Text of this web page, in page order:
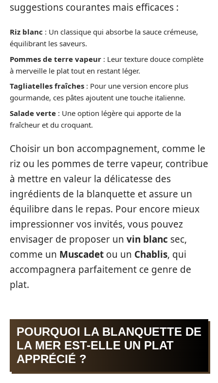
suggestions courantes mais efficaces :
Riz blanc : Un classique qui absorbe la sauce crémeuse,
équilibrant les saveurs.
Pommes de terre vapeur : Leur texture douce complète
à merveille le plat tout en restant léger.
Tagliatelles fraîches : Pour une version encore plus
gourmande, ces pâtes ajoutent une touche italienne.
Salade verte : Une option légère qui apporte de la
fraîcheur et du croquant.
Choisir un bon accompagnement, comme le
riz ou les pommes de terre vapeur, contribue
à mettre en valeur la délicatesse des
ingrédients de la blanquette et assure un
équilibre dans le repas. Pour encore mieux
impressionner vos invités, vous pouvez
envisager de proposer un vin blanc sec,
comme un Muscadet ou un Chablis, qui
accompagnera parfaitement ce genre de
plat.
POURQUOI LA BLANQUETTE DE
LA MER EST-ELLE UN PLAT
APPRÉCIÉ ?